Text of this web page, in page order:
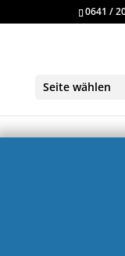
0641 /
Seite wählen